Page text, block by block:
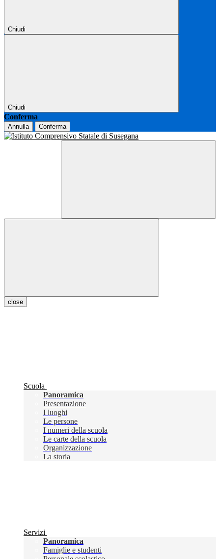
Chiudi
Chiudi
Conferma
Annulla Conferma
close
Scuola
Panoramica
Presentazione
I luoghi
Le persone
I numeri della scuola
Le carte della scuola
Organizzazione
La storia
Servizi
Panoramica
Famiglie e studenti